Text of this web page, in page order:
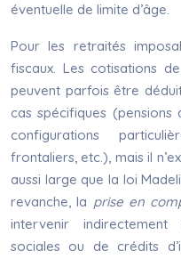
éventuelle de limite d’âge.
Pour les retraités
fiscaux. Les cotisations
peuvent parfois être
cas spécifiques (pensions
configurations
frontaliers, etc.), mais il
aussi large que la loi
revanche, la prise en
intervenir
sociales ou de crédits